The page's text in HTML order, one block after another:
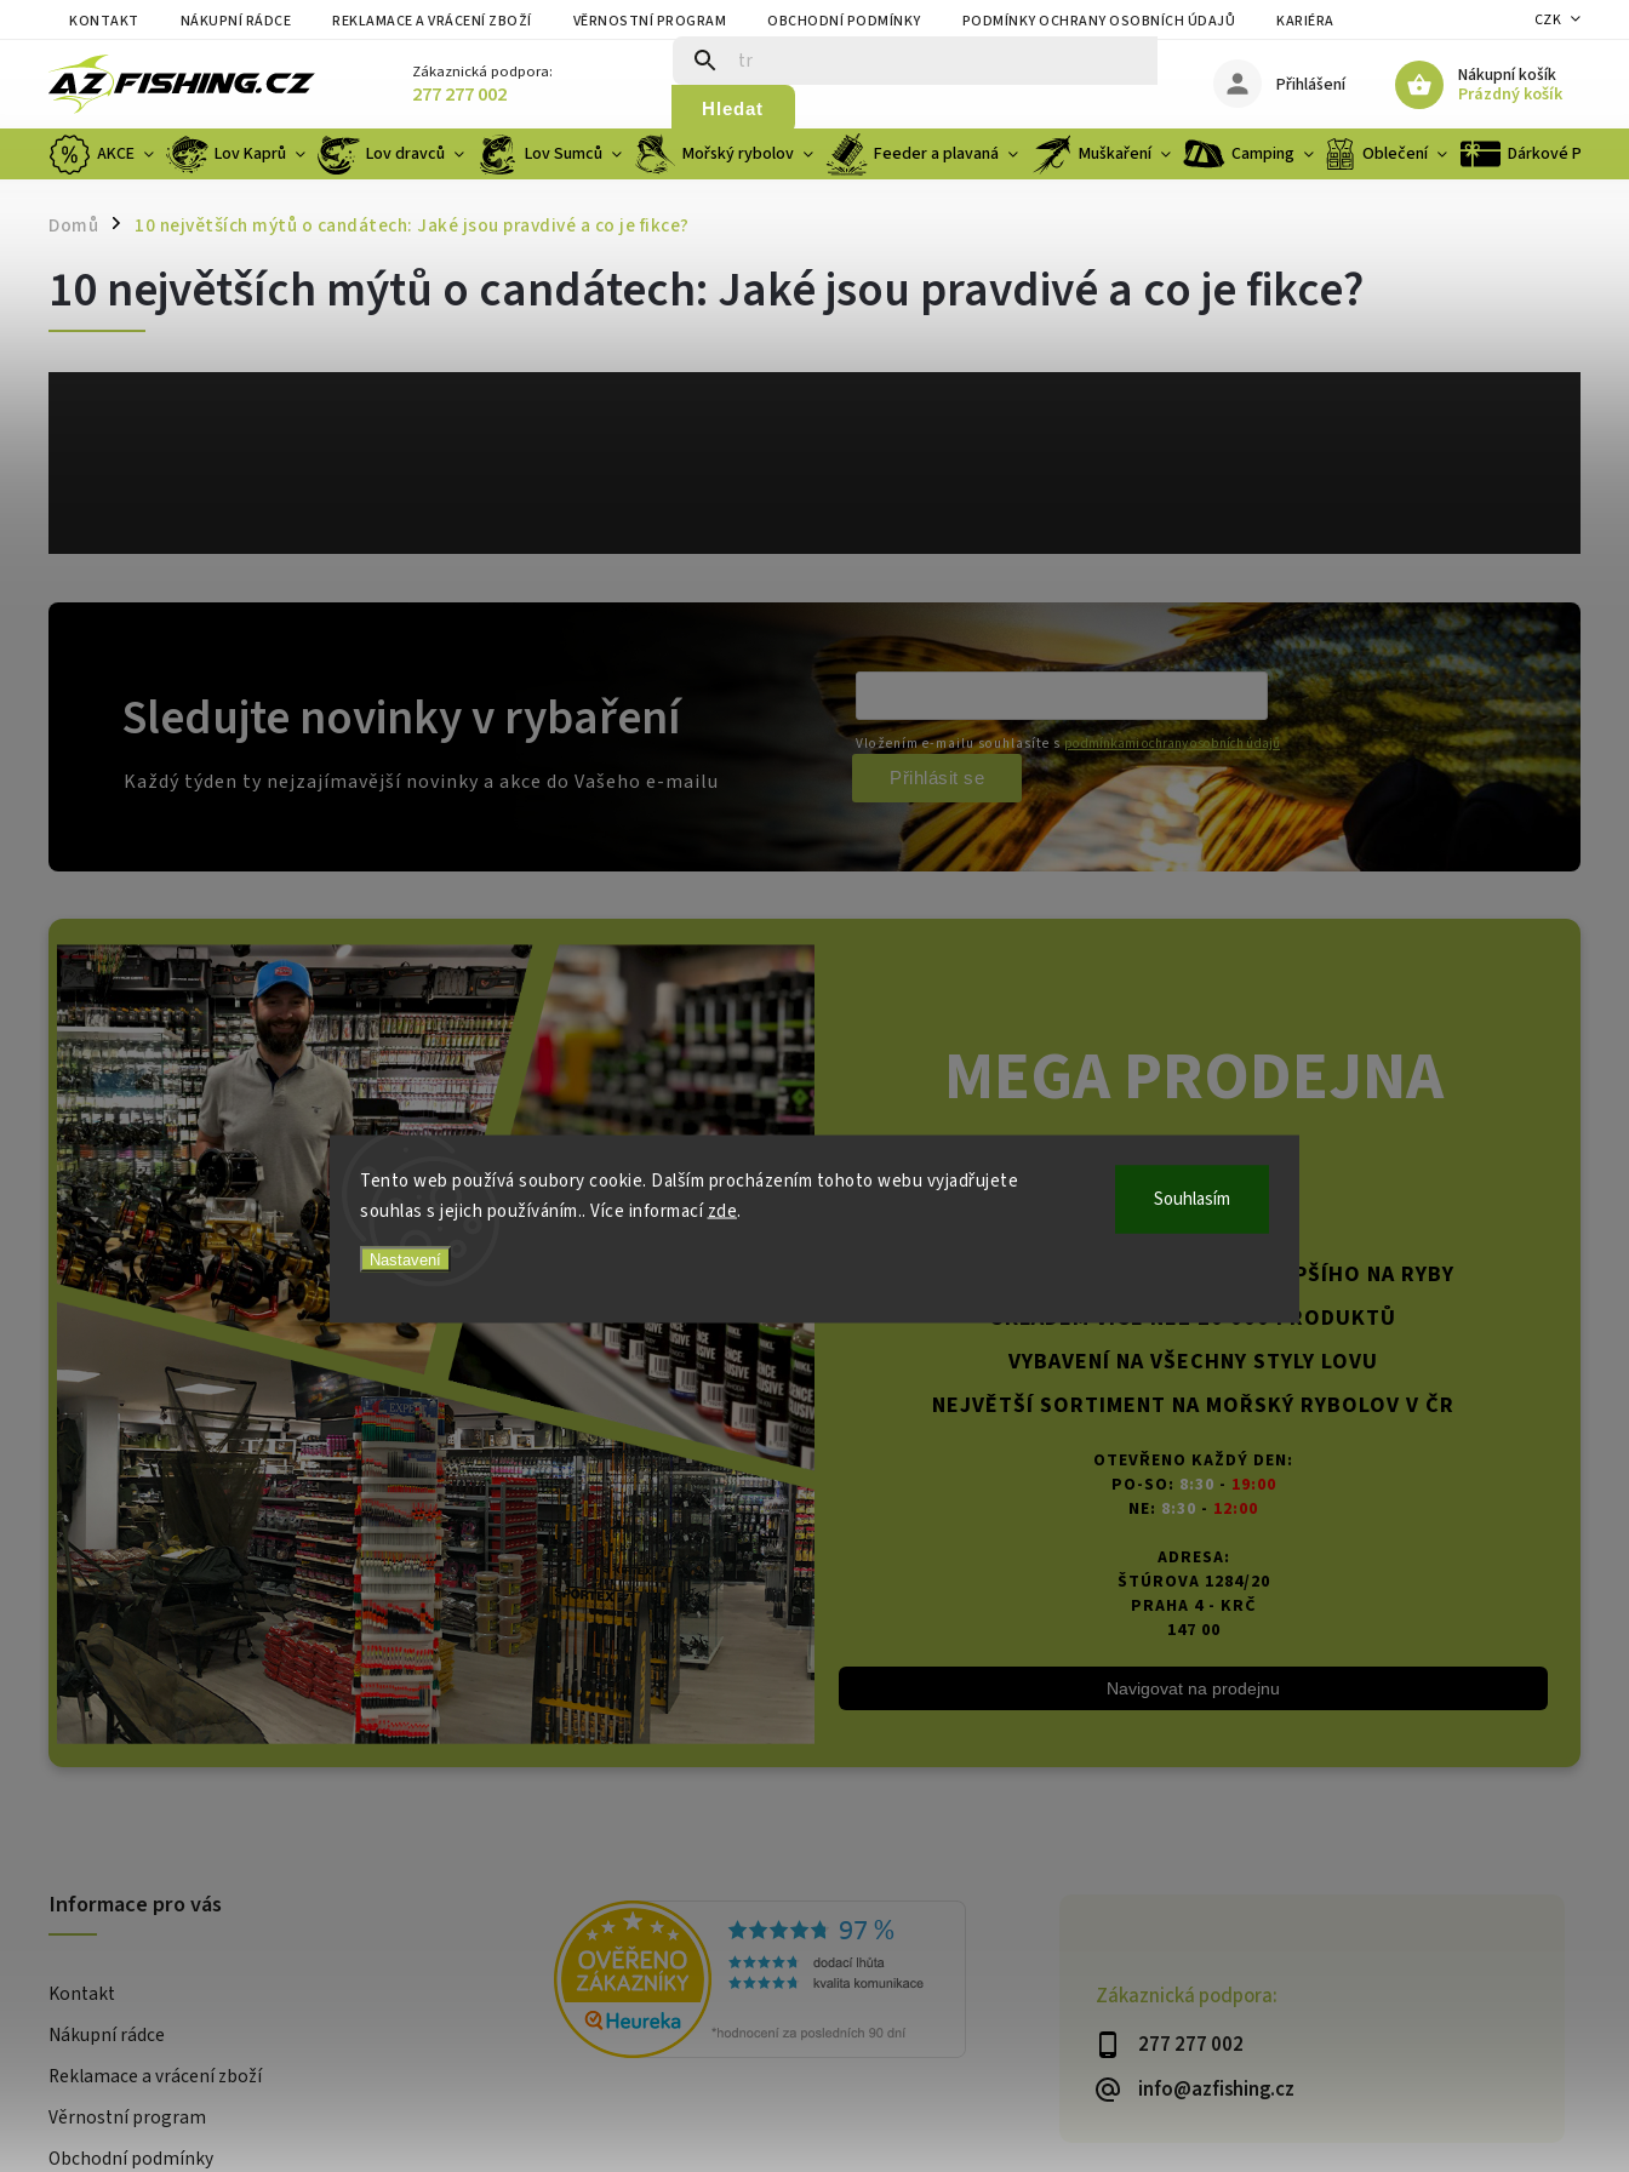
Tento web používá soubory cookie. Dalším procházením tohoto webu vyjadřujete
souhlas s jejich používáním.. Více informacízde.
Nastavení
Souhlasím
KONTAKT NÁKUPNÍ RÁDCE REKLAMACE A VRÁCENÍ ZBOŽÍ VĚRNOSTNÍ PROGRAM OBCHODNÍ PODMÍNKY PODMÍNKY OCHRANY OSOBNÍCH ÚDAJŮ KARIÉRA CZK
Zákaznická podpora:
277 277 002 Hledat
Nákupní košík
Prázdný košík
Přihlášení
AKCE Lov Kaprů Lov dravců Lov Sumců Mořský rybolov Feeder a plavaná Muškaření Camping Oblečení Dárkové
Domů / 10 největších mýtů o candátech: Jaké jsou pravdivé a co je fikce?
10 největších mýtů o candátech: Jaké jsou pravdivé a co je fikce?
Zákaznická podpora:
277 277 002
info@azfishing.cz
MEGA PRODEJNA
PRAHA
PŘES 800 M² PLNÝCH TOHO NEJLEPŠÍHO NA RYBY
SKLADEM VÍCE NEŽ 20 000 PRODUKTŮ
VYBAVENÍ NA VŠECHNY STYLY LOVU
NEJVĚTŠÍ SORTIMENT NA MOŘSKÝ RYBOLOV V ČR
OTEVŘENO KAŽDÝ DEN:
PO-SO: 8:30 - 19:00
NE: 8:30 - 12:00
ADRESA:
ŠTÚROVA 1284/20
PRAHA 4 - KRČ
147 00
Navigovat na prodejnu
Sledujte novinky v rybaření
Každý týden ty nejzajímavější novinky a akce do Vašeho e-mailu
Vložením e-mailu souhlasíte spodmínkami ochrany osobních údajů
Přihlásit se
Informace pro vás
Kontakt
Nákupní rádce
Reklamace a vrácení zboží
Věrnostní program
Obchodní podmínky